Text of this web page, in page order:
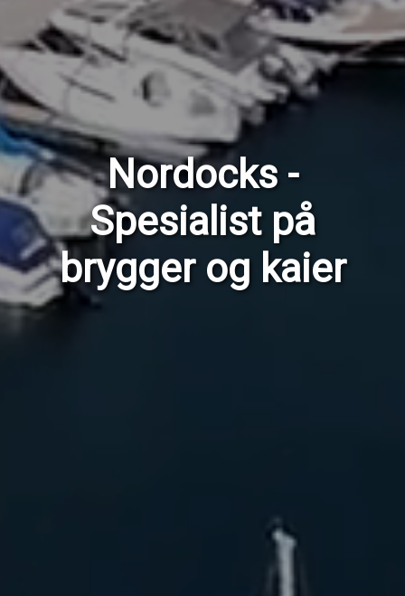
Nordocks -
Spesialist på
brygger og kaier